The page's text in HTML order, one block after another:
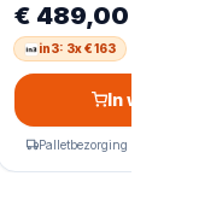
€ 489,00
in3: 3x € 163
In
Palletbezorging op